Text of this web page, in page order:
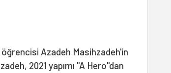
Azadeh Masihzadeh'in
2021 yapımı "A Hero"dan